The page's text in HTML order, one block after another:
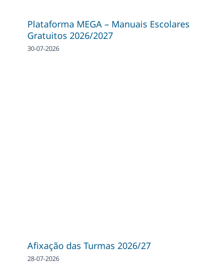
Plataforma MEGA – Manuais Escolares
Gratuitos 2026/2027
30-07-2026
Afixação das Turmas 2026/27
28-07-2026